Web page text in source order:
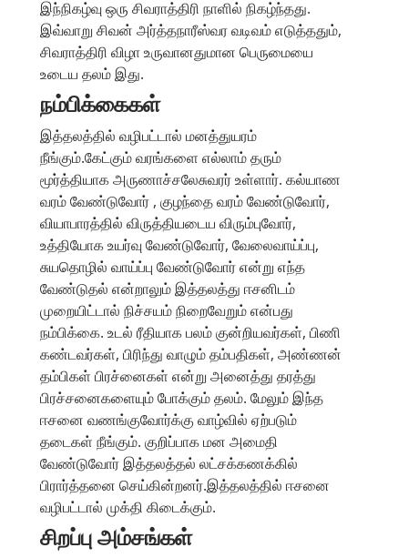
இந்நிகழ்வு ஒரு சிவராத்திரி நாளில் நிகழ்ந்தது.
இவ்வாறு சிவன் அர்த்தநாரீஸ்வர வடிவம் எடுத்ததும்,
சிவராத்திரி விழா உருவானதுமான பெருமையை
உடைய தலம் இது.
நம்பிக்கைகள்
இத்தலத்தில் வழிபட்டால் மனத்துயரம்
நீங்கும்.கேட்கும் வரங்களை எல்லாம் தரும்
மூர்த்தியாக அருணாச்சலேசுவரர் உள்ளார். கல்யாண
வரம் வேண்டுவோர் , குழந்தை வரம் வேண்டுவோர்,
வியாபாரத்தில் விருத்தியடைய விரும்புவோர்,
உத்தியோக உயர்வு வேண்டுவோர், வேலைவாய்ப்பு,
சுயதொழில் வாய்ப்பு வேண்டுவோர் என்று எந்த
வேண்டுதல் என்றாலும் இத்தலத்து ஈசனிடம்
முறையிட்டால் நிச்சயம் நிறைவேறும் என்பது
நம்பிக்கை. உடல் ரீதியாக பலம் குன்றியவர்கள், பிணி
கண்டவர்கள், பிரிந்து வாழும் தம்பதிகள், அண்ணன்
தம்பிகள் பிரச்னைகள் என்று அனைத்து தரத்து
பிரச்சனைகளையும் போக்கும் தலம். மேலும் இந்த
ஈசனை வணங்குவோர்க்கு வாழ்வில் ஏற்படும்
தடைகள் நீங்கும். குறிப்பாக மன அமைதி
வேண்டுவோர் இத்தலத்தல் லட்சக்கணக்கில்
பிரார்த்தனை செய்கின்றனர்.இத்தலத்தில் ஈசனை
வழிபட்டால் முக்தி கிடைக்கும்.
சிறப்பு அம்சங்கள்